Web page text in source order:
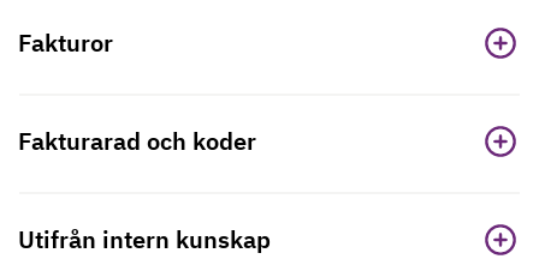
Fakturor
Fakturarad och koder
Utifrån intern kunskap